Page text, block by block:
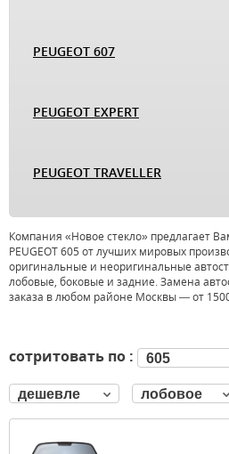
PEUGEOT 607
PEUGEOT EXPERT
PEUGEOT TRAVELLER
Компания «Новое стекло» предлагает
PEUGEOT 605 от лучших мировых
оригинальные и неоригинальные
лобовые, боковые и задние. Замена
заказа в любом районе Москвы — от
сотритовать по : 605
дешевле лобовое